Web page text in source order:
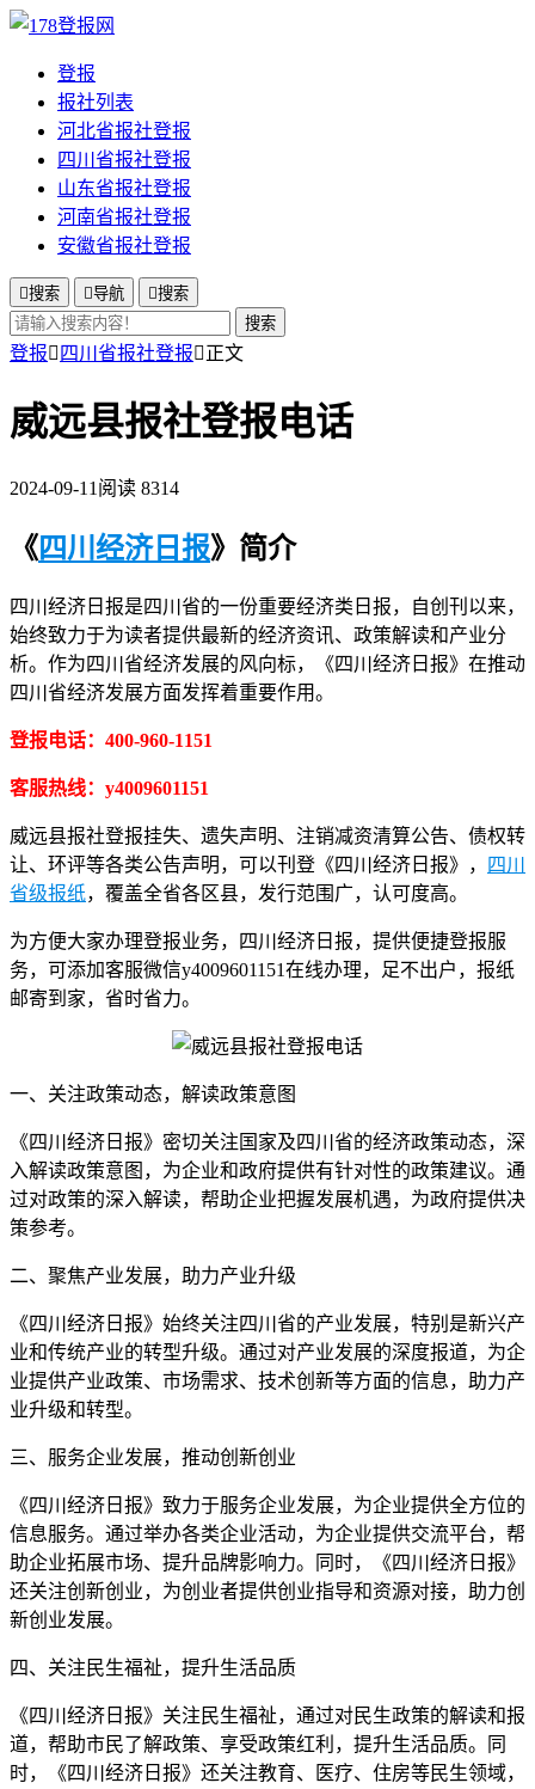
登报
报社列表
河北省报社登报
四川省报社登报
山东省报社登报
河南省报社登报
安徽省报社登报
搜索 导航 搜索
搜索
登报 四川省报社登报正文
威远县报社登报电话
2024-09-11 阅读 8314
《 四川经济日报》简介
四川经济日报是四川省的一份重要经济类日报，自创刊以来，
始终致力于为读者提供最新的经济资讯、政策解读和产业分
析。作为四川省经济发展的风向标，《四川经济日报》在推动
四川省经济发展方面发挥着重要作用。
登报电话：400-960-1151
客服热线：y4009601151
威远县报社登报挂失、遗失声明、注销减资清算公告、债权转
让、环评等各类公告声明，可以刊登《四川经济日报》，
四川
省级报纸，覆盖全省各区县，发行范围广，认可度高。
为方便大家办理登报业务，四川经济日报，提供便捷登报服
务，可添加客服微信y4009601151在线办理，足不出户，报纸
邮寄到家，省时省力。
一、关注政策动态，解读政策意图
《四川经济日报》密切关注国家及四川省的经济政策动态，深
入解读政策意图，为企业和政府提供有针对性的政策建议。通
过对政策的深入解读，帮助企业把握发展机遇，为政府提供决
策参考。
二、聚焦产业发展，助力产业升级
《四川经济日报》始终关注四川省的产业发展，特别是新兴产
业和传统产业的转型升级。通过对产业发展的深度报道，为企
业提供产业政策、市场需求、技术创新等方面的信息，助力产
业升级和转型。
三、服务企业发展，推动创新创业
《四川经济日报》致力于服务企业发展，为企业提供全方位的
信息服务。通过举办各类企业活动，为企业提供交流平台，帮
助企业拓展市场、提升品牌影响力。同时，《四川经济日报》
还关注创新创业，为创业者提供创业指导和资源对接，助力创
新创业发展。
四、关注民生福祉，提升生活品质
《四川经济日报》关注民生福祉，通过对民生政策的解读和报
道，帮助市民了解政策、享受政策红利，提升生活品质。同
时，《四川经济日报》还关注教育、医疗、住房等民生领域，